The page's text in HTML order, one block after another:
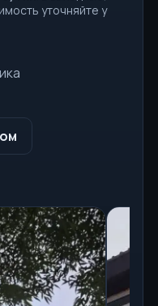
уточняйте у